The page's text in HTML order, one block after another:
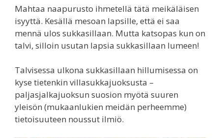
Mahtaa naapurusto ihmetellä tätä meikäläisen
isyyttä. Kesällä mesoan lapsille, että ei saa
mennä ulos sukkasillaan. Mutta katsopas kun on
talvi, silloin usutan lapsia sukkasillaan lumeen!
Talvisessa ulkona sukkasillaan hillumisessa on
kyse tietenkin villasukkajuoksusta –
paljasjalkajuoksun suosion myötä suuren
yleisön (mukaanlukien meidän perheemme)
tietoisuuteen noussut ilmiö.